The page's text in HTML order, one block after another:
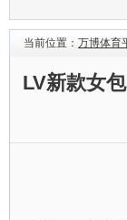
当前位置： 万博体育
LV新款女